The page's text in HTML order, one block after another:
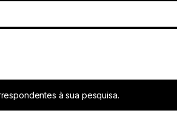
à sua pesquisa.